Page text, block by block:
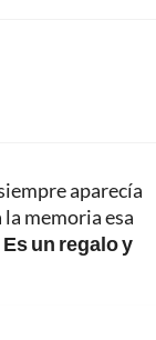
aparecía
memoria esa
un regalo y